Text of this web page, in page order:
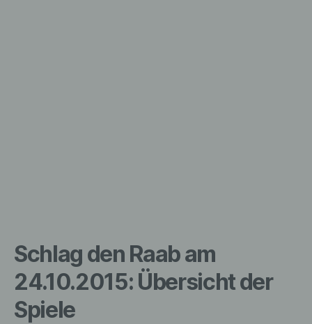
Schlag den Raab am
24.10.2015: Übersicht der
Spiele